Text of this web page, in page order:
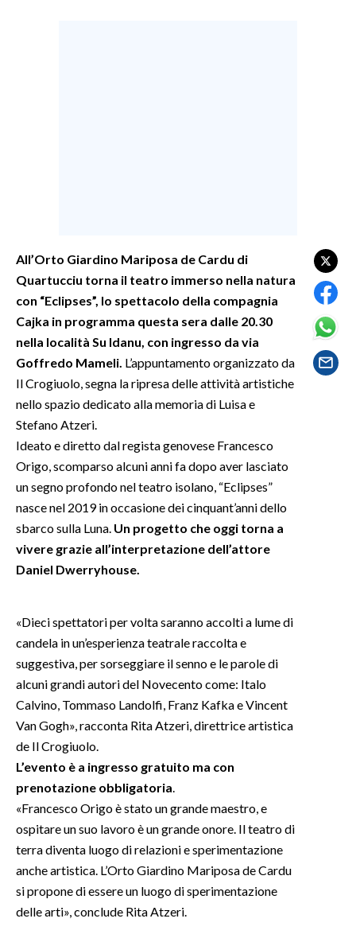
GOSSIP
SALUTE
SARDEGNA TURISMO
SARDI NEL MONDO
NOTIZIE
EVENTI
#CARAUNIONE
3 MINUTI CON
INFO AZIENDE
ABBONATI
NECROLOGI
PUBBLICITÀ
SPIAGGE
STORE
All’Orto Giardino Mariposa de Cardu di
Quartucciu torna il teatro immerso nella natura
con “Eclipses”, lo spettacolo della compagnia
Cajka in programma questa sera dalle 20.30
nella località Su Idanu, con ingresso da via
Goffredo Mameli. L’appuntamento organizzato da
Il Crogiuolo, segna la ripresa delle attività artistiche
nello spazio dedicato alla memoria di Luisa e
Stefano Atzeri.
Ideato e diretto dal regista genovese Francesco
Origo, scomparso alcuni anni fa dopo aver lasciato
un segno profondo nel teatro isolano, “Eclipses”
nasce nel 2019 in occasione dei cinquant’anni dello
sbarco sulla Luna. Un progetto che oggi torna a
vivere grazie all’interpretazione dell’attore
Daniel Dwerryhouse.
«Dieci spettatori per volta saranno accolti a lume di
candela in un’esperienza teatrale raccolta e
suggestiva, per sorseggiare il senno e le parole di
alcuni grandi autori del Novecento come: Italo
Calvino, Tommaso Landolfi, Franz Kafka e Vincent
Van Gogh», racconta Rita Atzeri, direttrice artistica
de Il Crogiuolo.
L’evento è a ingresso gratuito ma con
prenotazione obbligatoria
«Francesco Origo è stato un grande maestro, e
ospitare un suo lavoro è un grande onore. Il teatro di
terra diventa luogo di relazioni e sperimentazione
anche artistica. L’Orto Giardino Mariposa de Cardu
si propone di essere un luogo di sperimentazione
delle arti», conclude Rita Atzeri.